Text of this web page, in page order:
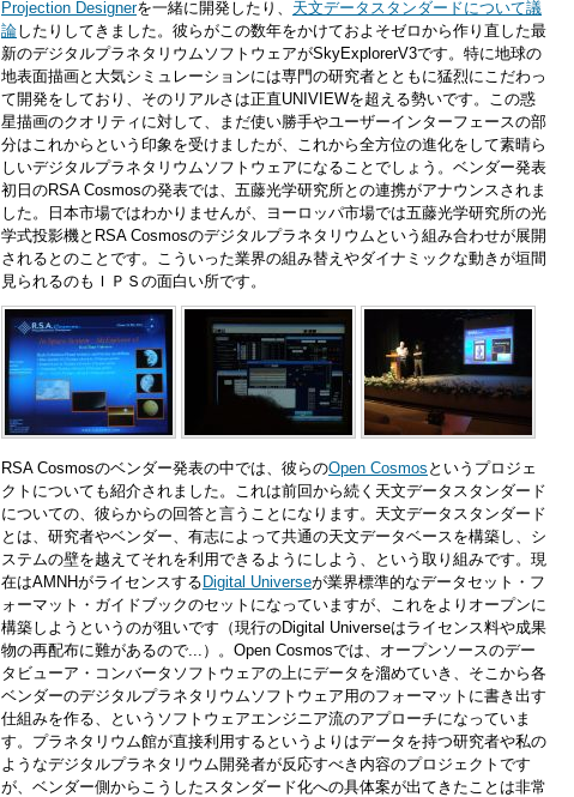
Projection Designerを一緒に開発したり、 天文データスタンダードについて議
論したりしてきました。彼らがこの数年をかけておよそゼロから作り直した最
新のデジタルプラネタリウムソフトウェアがSkyExplorerV3です。特に地球の
地表面描画と大気シミュレーションには専門の研究者とともに猛烈にこだわっ
て開発をしており、そのリアルさは正直UNIVIEWを超える勢いです。この惑
星描画のクオリティに対して、まだ使い勝手やユーザーインターフェースの部
分はこれからという印象を受けましたが、これから全方位の進化をして素晴ら
しいデジタルプラネタリウムソフトウェアになることでしょう。ベンダー発表
初日のRSA Cosmosの発表では、五藤光学研究所との連携がアナウンスされま
した。日本市場ではわかりませんが、ヨーロッパ市場では五藤光学研究所の光
学式投影機とRSA Cosmosのデジタルプラネタリウムという組み合わせが展開
されるとのことです。こういった業界の組み替えやダイナミックな動きが垣間
見られるのもＩＰＳの面白い所です。
RSA Cosmosのベンダー発表の中では、彼らのOpen Cosmos というプロジェ
クトについても紹介されました。これは前回から続く天文データスタンダード
についての、彼らからの回答と言うことになります。天文データスタンダード
とは、研究者やベンダー、有志によって共通の天文データベースを構築し、シ
ステムの壁を越えてそれを利用できるようにしよう、という取り組みです。現
在はAMNHがライセンスする Digital Universeが業界標準的なデータセット・フ
ォーマット・ガイドブックのセットになっていますが、これをよりオープンに
構築しようというのが狙いです（現行のDigital Universeはライセンス料や成果
物の再配布に難があるので...）。Open Cosmosでは、オープンソースのデー
タビューア・コンバータソフトウェアの上にデータを溜めていき、そこから各
ベンダーのデジタルプラネタリウムソフトウェア用のフォーマットに書き出す
仕組みを作る、というソフトウェアエンジニア流のアプローチになっていま
す。プラネタリウム館が直接利用するというよりはデータを持つ研究者や私の
ようなデジタルプラネタリウム開発者が反応すべき内容のプロジェクトです
が、ベンダー側からこうしたスタンダード化への具体案が出てきたことは非常